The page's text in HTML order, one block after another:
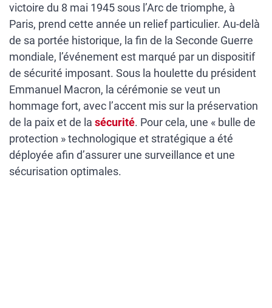
victoire du 8 mai 1945 sous l’Arc de triomphe, à
Paris, prend cette année un relief particulier. Au-delà
de sa portée historique, la fin de la Seconde Guerre
mondiale, l’événement est marqué par un dispositif
de sécurité imposant. Sous la houlette du président
Emmanuel Macron, la cérémonie se veut un
hommage fort, avec l’accent mis sur la préservation
de la paix et de la sécurité. Pour cela, une « bulle de
protection » technologique et stratégique a été
déployée afin d’assurer une surveillance et une
sécurisation optimales.